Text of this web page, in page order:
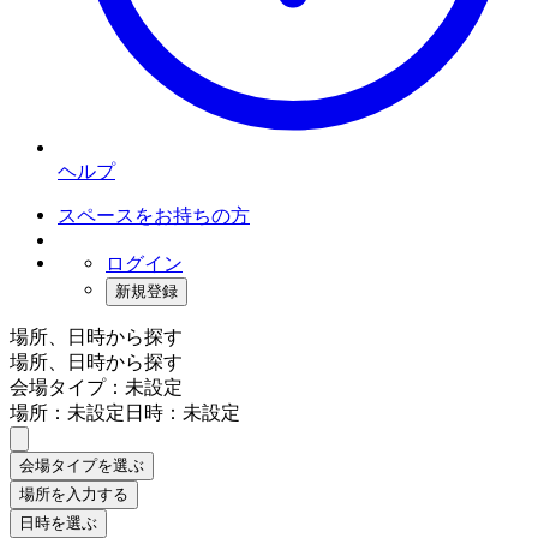
ヘルプ
スペースをお持ちの方
ログイン
新規登録
場所、日時から探す
場所、日時から探す
会場タイプ：未設定
場所：未設定日時：未設定
会場タイプを選ぶ
場所を入力する
日時を選ぶ